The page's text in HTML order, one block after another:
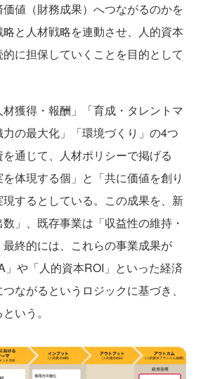
値（財務成果）へつながるのかを
と人材戦略を連動させ、人的資本
に担保していくことを目的として
獲得・報酬」「育成・タレントマ
の最大化」「環境づくり」の4つ
通じて、人材ポリシーで掲げる
を体現する個」と「共に価値を創り
するとしている。この成果を、新
」、既存事業は「収益性の維持・
終的には、これらの事業成果が
」や「人的資本ROI」といった経済
ながるというロジックに基づき、
いう。